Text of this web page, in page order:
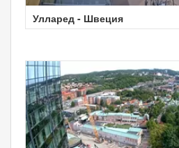
Улларед - Швеция